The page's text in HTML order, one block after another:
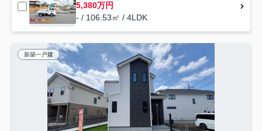
5,380万円
- / 106.53㎡ / 4LDK
新築一戸建